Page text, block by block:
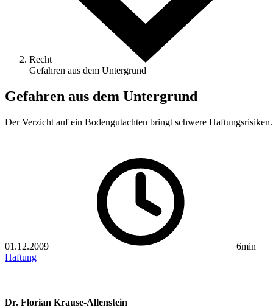
Recht
Gefahren aus dem Untergrund
Gefahren aus dem Untergrund
Der Verzicht auf ein Bodengutachten bringt schwere Haftungsrisiken.
01.12.2009
6min
Haftung
Dr. Florian Krause-Allenstein